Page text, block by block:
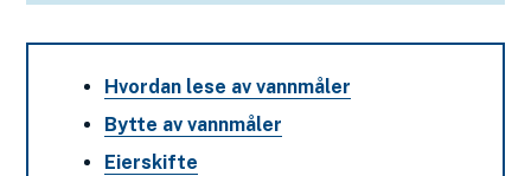
Hvordan lese av vannmåler
Bytte av vannmåler
Eierskifte